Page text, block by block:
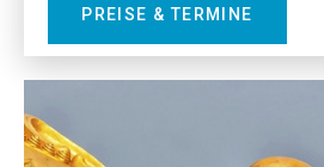
PREISE & TERMINE